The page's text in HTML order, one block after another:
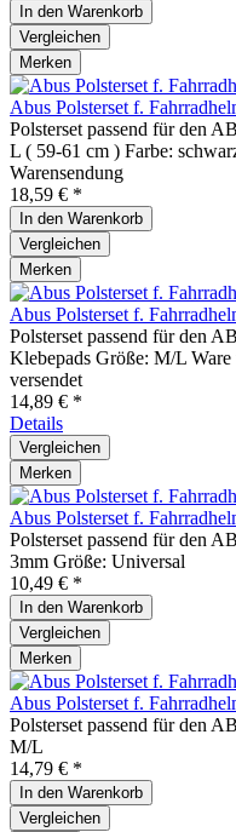
In den Warenkorb
Vergleichen
Merken
Abus Polsterset f.
Polsterset passend für den
L ( 59-61 cm ) Farbe:
Warensendung
18,59 € *
In den Warenkorb
Vergleichen
Merken
Abus Polsterset f.
Polsterset passend für den
Klebepads Größe: M/L
versendet
14,89 € *
Details
Vergleichen
Merken
Abus Polsterset f.
Polsterset passend für den
3mm Größe: Universal
10,49 € *
In den Warenkorb
Vergleichen
Merken
Abus Polsterset f.
Polsterset passend für den
M/L
14,79 € *
In den Warenkorb
Vergleichen